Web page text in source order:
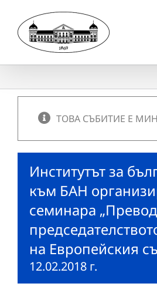
content
ТОВА СЪБИТИЕ Е
Институтът за
към БАН
семинара
на Европейския
12.02.2018 г.